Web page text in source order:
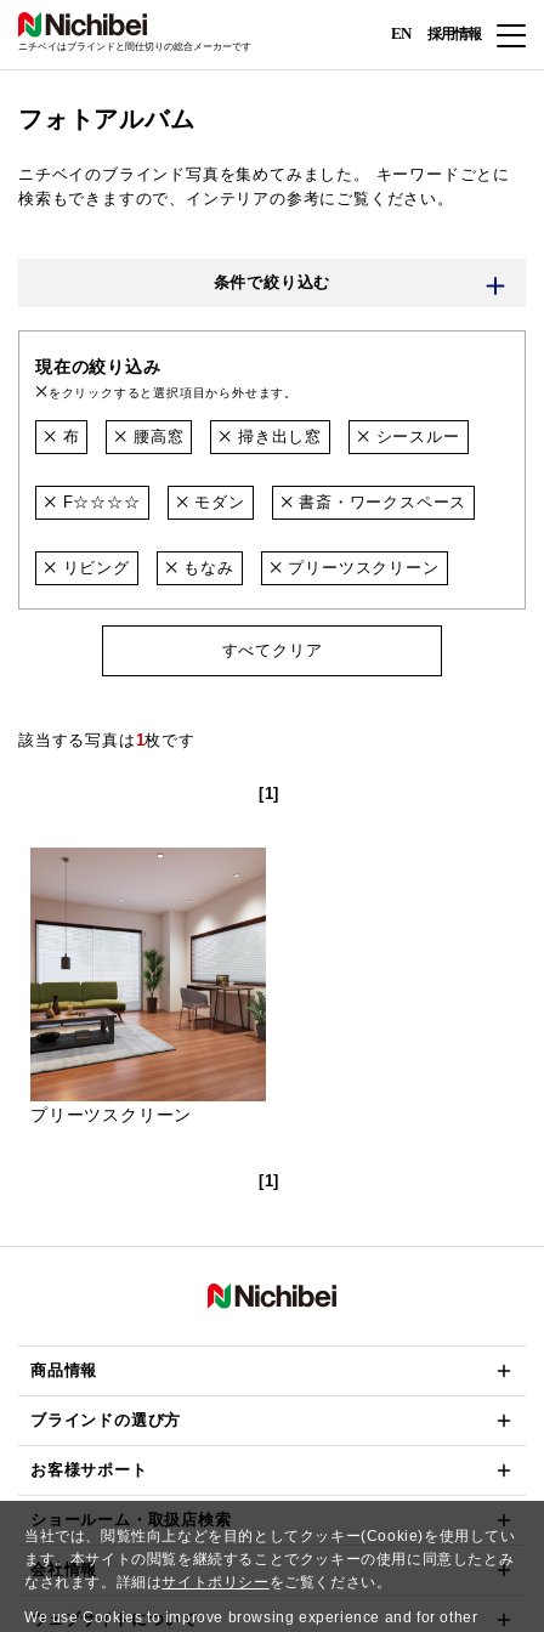
当社では、閲覧性向上などを目的としてクッキー(Cookie)を使用してい
ます。本サイトの閲覧を継続することでクッキーの使用に同意したとみ
なされます。詳細はサイトポリシー をご覧ください。
We use Cookies to improve browsing experience and for other
ニチベイはブラインドと間仕切りの総合メーカーです
EN 採用情報
フォトアルバム
ニチベイのブラインド写真を集めてみました。
キーワードごとに
検索もできますので、インテリアの参考にご覧ください。
条件で絞り込む
現在の絞り込み
をクリックすると選択項目から外せます。
布 腰高窓 掃き出し窓 シースルー
F☆☆☆☆ モダン 書斎・ワークスペース
リビング もなみ プリーツスクリーン
すべてクリア
該当する写真は1枚です
[1]
プリーツスクリーン
[1]
商品情報
ブラインドの選び方
お客様サポート
ショールーム・取扱店検索
会社情報
ウェブサイトについて